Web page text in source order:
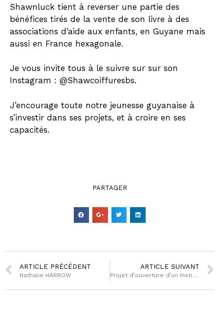
Shawnluck tient à reverser une partie des
bénéfices tirés de la vente de son livre à des
associations d’aide aux enfants, en Guyane mais
aussi en France hexagonale.
Je vous invite tous à le suivre sur sur son
Instagram : @Shawcoiffuresbs.
J’encourage toute notre jeunesse guyanaise à
s’investir dans ses projets, et à croire en ses
capacités.
PARTAGER
ARTICLE PRÉCÉDENT
Nathalie HARROW
ARTICLE SUIVANT
Projet d’ouverture d’un Institut de Formation en Soins Infirmiers dans l’Ouest guyanais